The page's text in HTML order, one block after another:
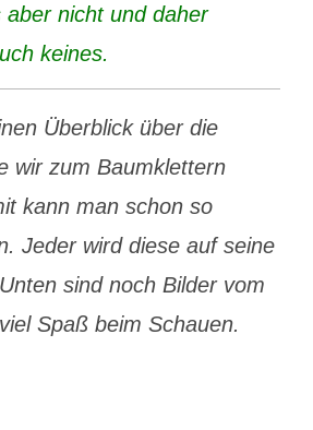
nicht und daher
keines.
Überblick über die
wir zum Baumklettern
kann man schon so
Jeder wird diese auf seine
sind noch Bilder vom
Spaß beim Schauen.